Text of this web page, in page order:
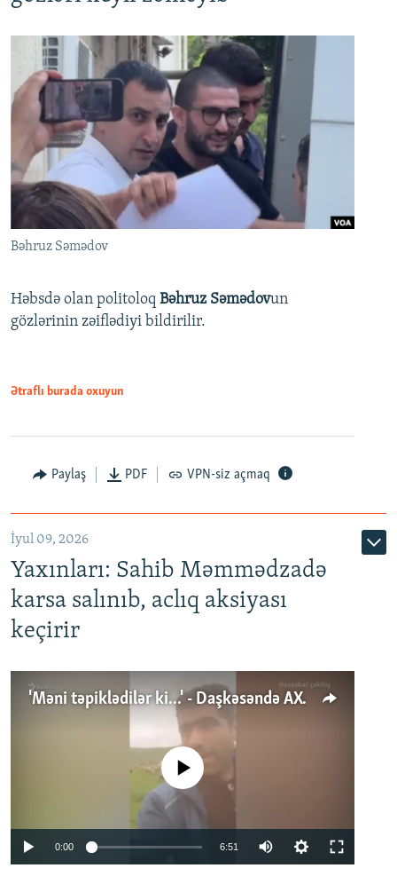
Bəhruz Səmədov
Həbsdə olan politoloq Bəhruz Səmədovun
gözlərinin zəiflədiyi bildirilir.
Ətraflı burada oxuyun
Paylaş PDF VPN-siz açmaq
İyul 09, 2026
Yaxınları: Sahib Məmmədzadə
karsa salınıb, aclıq aksiyası
keçirir
'Məni təpiklədilər ki...' - Daşkəsəndə AXCP fəalının yaxınları onun həbsinə etiraz edirlər
No media source currently available
0:00 6:51